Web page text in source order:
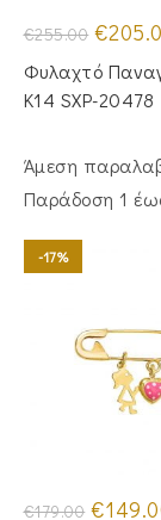
€255.00 Original
price
was:
€255.00.
€
Φυλαχτό
Κ14 SXP-20478
Άμεση
Παράδoση 1
-17%
€179.00 Original
€